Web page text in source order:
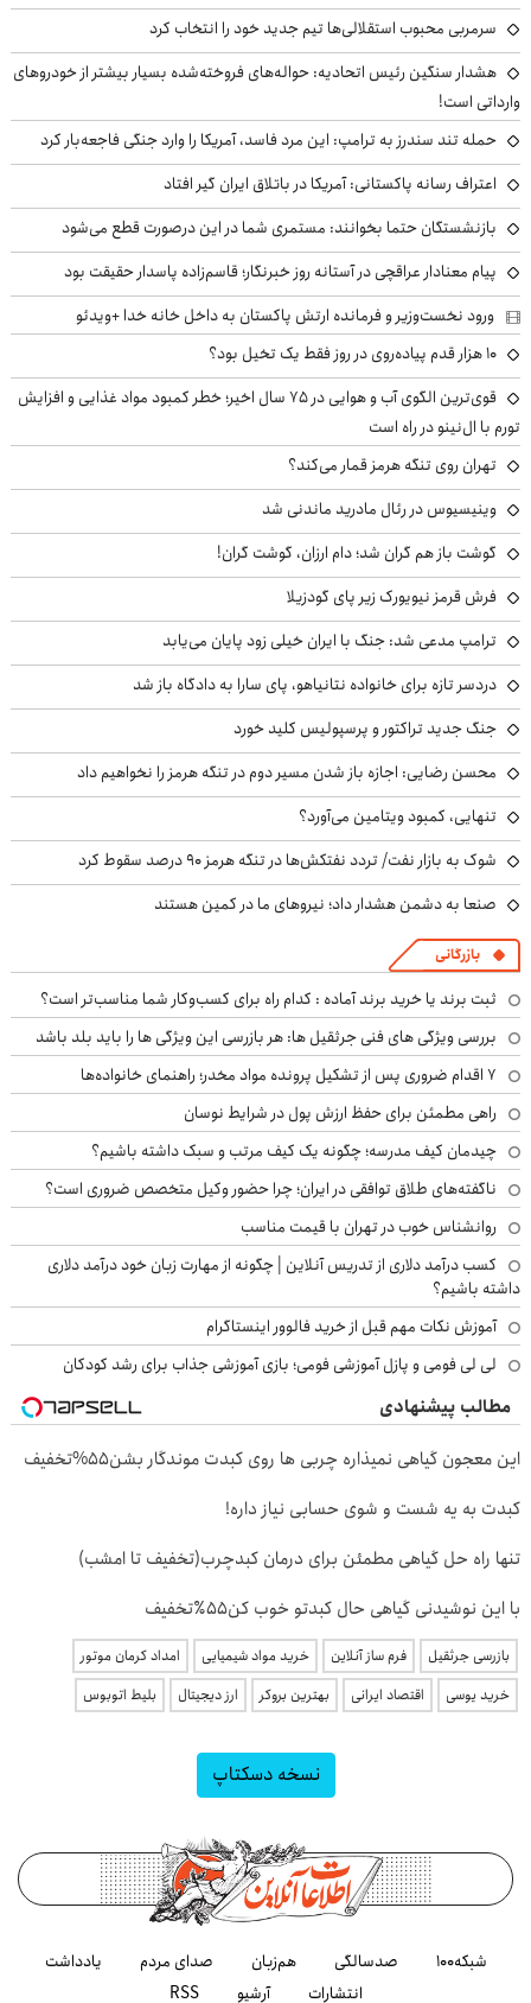
سرمربی محبوب استقلالی‌ها تیم جدید خود را انتخاب کرد
هشدار سنگین رئیس اتحادیه: حواله‌های فروخته‌شده بسیار بیشتر از خودروهای
وارداتی است!
حمله تند سندرز به ترامپ: این مرد فاسد، آمریکا را وارد جنگی فاجعه‌بار کرد
اعتراف رسانه پاکستانی: آمریکا در باتلاق ایران گیر افتاد
بازنشستگان حتما بخوانند: مستمری شما در این درصورت قطع می‌شود
پیام معنادار عراقچی در آستانه روز خبرنگار؛ قاسم‌زاده پاسدار حقیقت بود
ورود نخست‌وزیر و فرمانده ارتش پاکستان به داخل خانه خدا +ویدئو
۱۰ هزار قدم پیاده‌روی در روز فقط یک تخیل بود؟
قوی‌ترین الگوی آب و هوایی در ۷۵ سال اخیر؛ خطر کمبود مواد غذایی و افزایش
تورم با ال‌نینو در راه است
تهران روی تنگه هرمز قمار می‌کند؟
وینیسیوس در رئال مادرید ماندنی شد
گوشت باز هم گران شد؛ دام ارزان، گوشت گران!
فرش قرمز نیویورک زیر پای گودزیلا
ترامپ مدعی شد: جنگ با ایران خیلی زود پایان می‌یابد
دردسر تازه برای خانواده نتانیاهو، پای سارا به دادگاه باز شد
جنگ جدید تراکتور و پرسپولیس کلید خورد
محسن رضایی: اجازه باز شدن مسیر دوم در تنگه هرمز را نخواهیم داد
تنهایی، کمبود ویتامین می‌آورد؟
شوک به بازار نفت/ تردد نفتکش‌ها در تنگه هرمز ۹۰ درصد سقوط کرد
صنعا به دشمن هشدار داد؛ نیروهای ما در کمین هستند
بازرگانی
ثبت برند یا خرید برند آماده : کدام راه برای کسب‌وکار شما مناسب‌تر است؟
بررسی ویژگی های فنی جرثقیل ها: هر بازرسی این ویژگی ها را باید بلد باشد
۷ اقدام ضروری پس از تشکیل پرونده مواد مخدر؛ راهنمای خانواده‌ها
راهی مطمئن برای حفظ ارزش پول در شرایط نوسان
چیدمان کیف مدرسه؛ چگونه یک کیف مرتب و سبک داشته باشیم؟
ناگفته‌های طلاق توافقی در ایران؛ چرا حضور وکیل متخصص ضروری است؟
روانشناس خوب در تهران با قیمت مناسب
کسب درآمد دلاری از تدریس آنلاین | چگونه از مهارت زبان خود درآمد دلاری
داشته باشیم؟
آموزش نکات مهم قبل از خرید فالوور اینستاگرام
لی لی فومی و پازل آموزشی فومی؛ بازی آموزشی جذاب برای رشد کودکان
مطالب پیشنهادی
این معجون گیاهی نمیذاره چربی ها روی کبدت موندگار بشن55%تخفیف
کبدت به یه شست و شوی حسابی نیاز داره!
تنها راه حل گیاهی مطمئن برای درمان کبدچرب(تخفیف تا امشب)
با این نوشیدنی گیاهی حال کبدتو خوب کن۵۵٪تخفیف
بازرسی جرثقیل فرم ساز آنلاین خرید مواد شیمیایی
امداد کرمان موتور
خرید یوسی
اقتصاد ایرانی بهترین بروکر ارز دیجیتال بلیط اتوبوس
نسخه دسکتاپ
شبکه۱۰۰ صدسالگی هم‌زبان صدای مردم
یادداشت
انتشارات
آرشیو RSS